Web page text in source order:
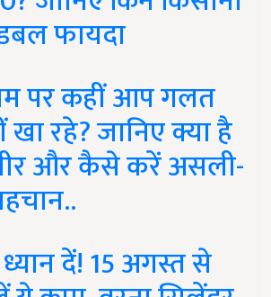
फायदा
पर कहीं आप गलत
खा रहे? जानिए क्या है
और कैसे करें असली-
ध्यान दें! 15 अगस्त से